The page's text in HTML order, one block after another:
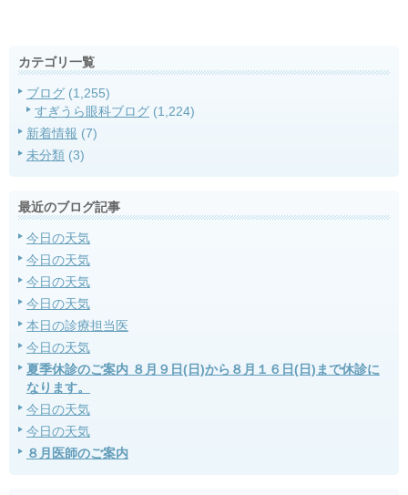
カテゴリ一覧
ブログ (1,255)
すぎうら眼科ブログ (1,224)
新着情報 (7)
未分類 (3)
最近のブログ記事
今日の天気
今日の天気
今日の天気
今日の天気
本日の診療担当医
今日の天気
夏季休診のご案内 ８月９日(日)から８月１６日(日)まで休診に
なります。
今日の天気
今日の天気
８月医師のご案内